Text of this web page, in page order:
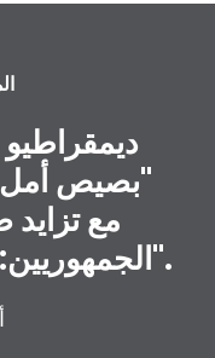
ديمقراطيو
"بصيص
الجمهوريين: "قد يكون هذا هو العام".